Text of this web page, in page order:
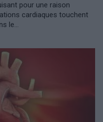
pour une raison
cardiaques touchent
le...